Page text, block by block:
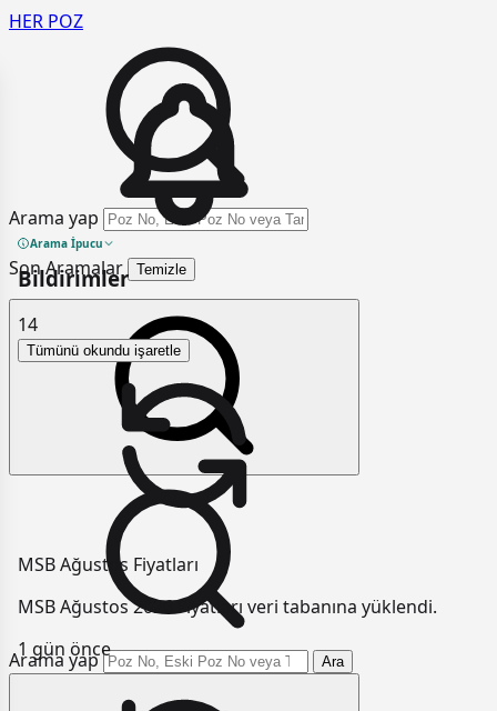
HER POZ
Arama yap
Arama İpucu
Son Aramalar Temizle
Arama yap Ara
Bildirimler
14
Tümünü okundu işaretle
MSB Ağustos Fiyatları
MSB Ağustos 2026 Fiyatları veri tabanına yüklendi.
1 gün önce